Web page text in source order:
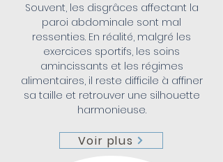
Souvent, les disgrâces affectant la
paroi abdominale sont mal
ressenties. En réalité, malgré les
exercices sportifs, les soins
amincissants et les régimes
alimentaires, il reste difficile à affiner
sa taille et retrouver une silhouette
harmonieuse.
Voir plus